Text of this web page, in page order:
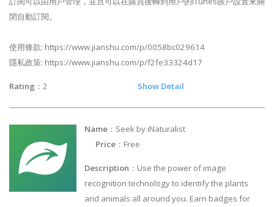
閉自動訂閱。
使用條款: https://www.jianshu.com/p/0058bc029614
隱私政策: https://www.jianshu.com/p/f2fe33324d17
Rating ：2 Show Detail
Name ：Seek by iNaturalist
Price ：Free
Description ：Use the power of image
recognition technology to identify the plants
and animals all around you. Earn badges for